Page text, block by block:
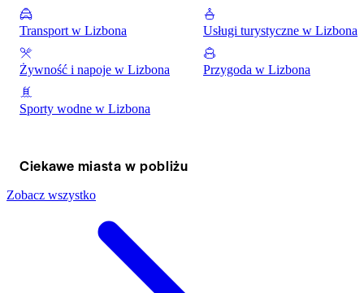
Transport w Lizbona Usługi turystyczne w Lizbona
Żywność i napoje w Lizbona Przygoda w Lizbona
Sporty wodne w Lizbona
Ciekawe miasta w pobliżu
Zobacz wszystko